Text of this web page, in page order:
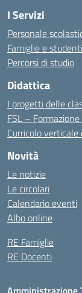
I Servizi
Personale
Famiglie e studenti
Percorsi di studio
Didattica
I progetti delle
FSL –
Curricolo verticale
Novità
Le notizie
Le circolari
Calendario eventi
Albo online
RE Famiglie
RE Docenti